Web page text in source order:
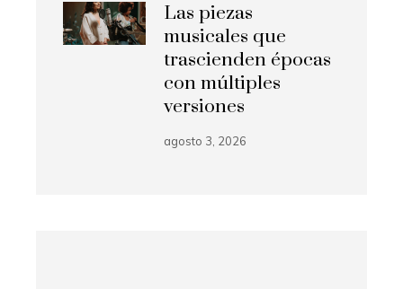
Las piezas
musicales que
trascienden épocas
con múltiples
versiones
agosto 3, 2026